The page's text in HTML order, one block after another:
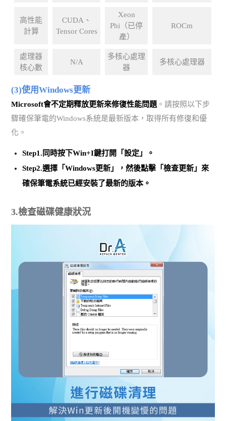
高性能
計算
CUDA、
Tensor Cores
Xeon
Phi（已停
產）
ROCm
處理器
核心數
N/A
多核心處理
器
多核心處理器
(3)使用Windows更新
Microsoft會不定期釋放更新來修復性能問題 。請按照以下步
驟確保筆電的Windows系統是最新版本，取得所有修復和優
化。
Step1.同時按下Win+I鍵打開「設定」
。
Step2.選擇「Windows更新」，然後點擊「檢查更新」來
確保筆電系統已經安裝了最新的版本。
3.檢查磁碟健康狀況